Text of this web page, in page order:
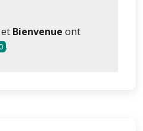
et Bienvenue ont
.